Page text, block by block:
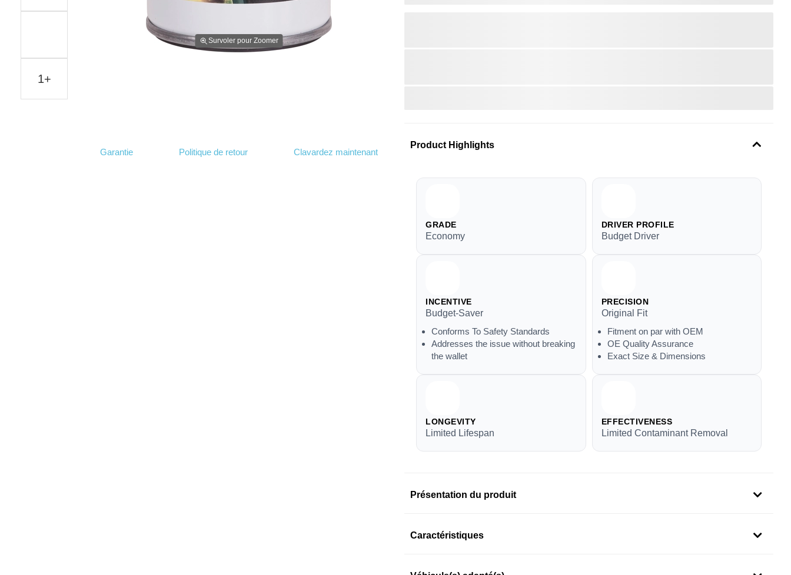
Survoler pour Zoomer
Garantie Politique de retour Clavardez maintenant
1+
Product Highlights
GRADE
Economy
DRIVER PROFILE
Budget Driver
INCENTIVE
Budget-Saver
Conforms To Safety Standards
Addresses the issue without breaking
the wallet
PRECISION
Original Fit
Fitment on par with OEM
OE Quality Assurance
Exact Size & Dimensions
LONGEVITY
Limited Lifespan
EFFECTIVENESS
Limited Contaminant Removal
Présentation du produit
Caractéristiques